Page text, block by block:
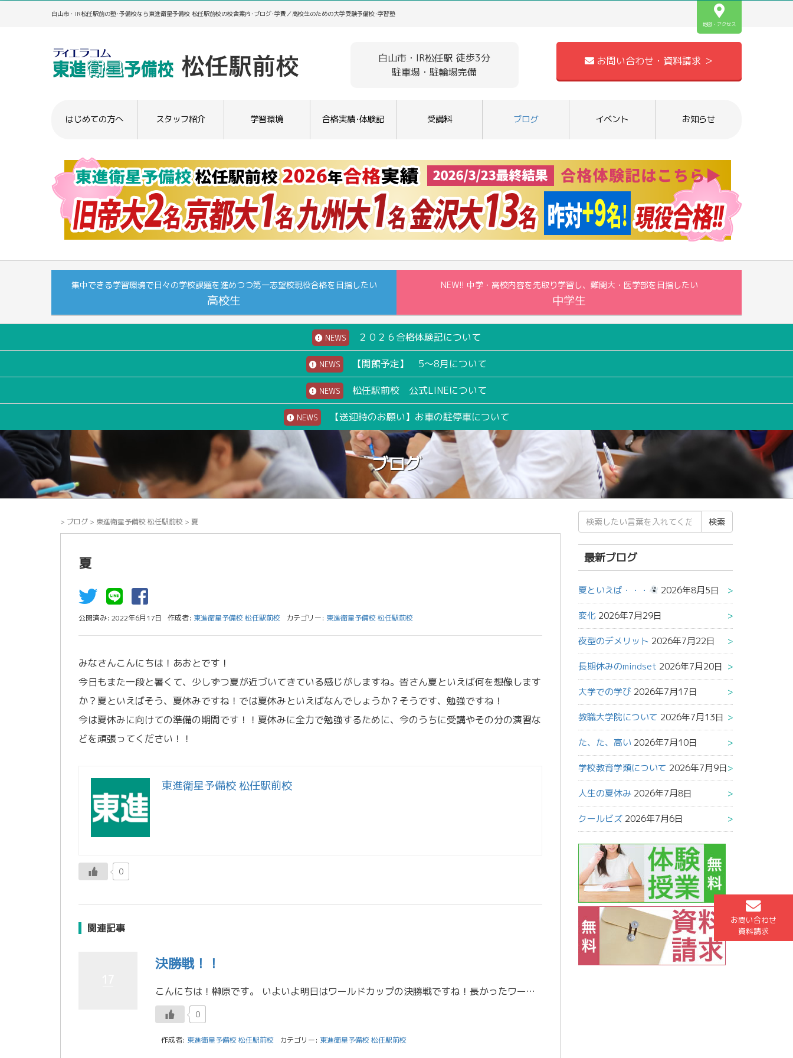
白山市・IR松任駅前の塾･予備校なら東進衛星予備校 松任駅前校の校舎案内･ブログ･学費／高校生のための大学受験予備校･学習塾
地図・アクセス
白山市・IR松任駅 徒歩3分
駐車場・駐輪場完備
お問い合わせ・資料請求 ＞
はじめての方へ スタッフ紹介 学習環境 合格実績･体験記 受講料 ブログ イベント お知らせ
集中できる学習環境で日々の学校課題を進めつつ第一志望校現役合格を目指したい
高校生
NEW!! 中学・高校内容を先取り学習し、難関大・医学部を目指したい
中学生
お問い合わせ
資料請求
NEWS ２０２６合格体験記について
NEWS 【開館予定】 5～8月について
NEWS 松任駅前校 公式LINEについて
NEWS 【送迎時のお願い】お車の駐停車について
ブログ
> ブログ > 東進衛星予備校 松任駅前校 > 夏
夏
公開済み: 2022年6月17日 作成者: 東進衛星予備校 松任駅前校 カテゴリー: 東進衛星予備校 松任駅前校
みなさんこんにちは！あおとです！
今日もまた一段と暑くて、少しずつ夏が近づいてきている感じがしますね。皆さん夏といえば何を想像します
か？夏といえばそう、夏休みですね！では夏休みといえばなんでしょうか？そうです、勉強ですね！
今は夏休みに向けての準備の期間です！！夏休みに全力で勉強するために、今のうちに受講やその分の演習な
どを頑張ってください！！
東進衛星予備校 松任駅前校
0
関連記事
決勝戦！！
こんにちは！榊原です。 いよいよ明日はワールドカップの決勝戦ですね！長かったワールドカップもいよいよおしまいです。 決勝戦に進んだアルゼンチン代表にはみなさんご存知メッシがいますね。彼はまだワールドカップを優勝したことが […]
0
作成者: 東進衛星予備校 松任駅前校 カテゴリー: 東進衛星予備校 松任駅前校
検
索
結
果:
最新ブログ
夏といえば・・・ 2026年8月5日
変化 2026年7月29日
夜型のデメリット 2026年7月22日
長期休みのmindset 2026年7月20日
大学での学び 2026年7月17日
教職大学院について 2026年7月13日
た、た、高い 2026年7月10日
学校教育学類について 2026年7月9日
人生の夏休み 2026年7月8日
クールビズ 2026年7月6日